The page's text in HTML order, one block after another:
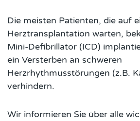
Die meisten Patienten, die auf
Herztransplantation warten,
Mini-Defibrillator (ICD)
ein Versterben an schweren
Herzrhythmusstörungen (z.B.
verhindern.
Wir informieren Sie über alle